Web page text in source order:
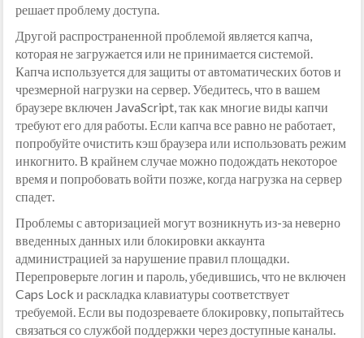
решает проблему доступа.
Другой распространенной проблемой является капча,
которая не загружается или не принимается системой.
Капча используется для защиты от автоматических ботов и
чрезмерной нагрузки на сервер. Убедитесь, что в вашем
браузере включен JavaScript, так как многие виды капчи
требуют его для работы. Если капча все равно не работает,
попробуйте очистить кэш браузера или использовать режим
инкогнито. В крайнем случае можно подождать некоторое
время и попробовать войти позже, когда нагрузка на сервер
спадет.
Проблемы с авторизацией могут возникнуть из-за неверно
введенных данных или блокировки аккаунта
администрацией за нарушение правил площадки.
Перепроверьте логин и пароль, убедившись, что не включен
Caps Lock и раскладка клавиатуры соответствует
требуемой. Если вы подозреваете блокировку, попытайтесь
связаться со службой поддержки через доступные каналы.